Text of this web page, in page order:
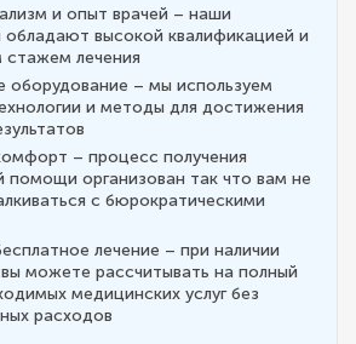
и опыт врачей – наши
обладают высокой квалификацией и
стажем лечения
оборудование – мы используем
и методы для достижения
– процесс получения
помощи организован так что вам не
с бюрократическими
лечение – при наличии
можете рассчитывать на полный
медицинских услуг без
расходов